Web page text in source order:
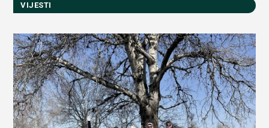
VIJESTI